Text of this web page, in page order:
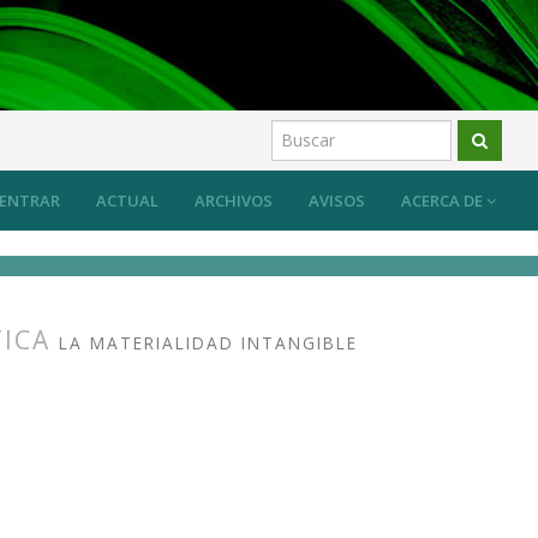
ACTUAL ARCHIVOS AVISOS ACERCA DE
ENTRAR
específico del arte y su transmisión Artículos
LA MATERIALIDAD INTANGIBLE